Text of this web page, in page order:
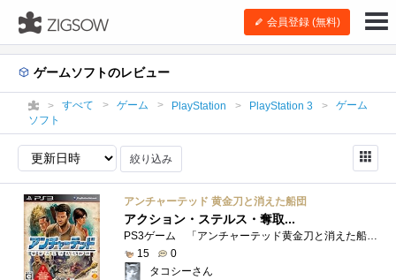
会員登録 (無料)
ゲームソフトのレビュー
すべて ゲーム PlayStation PlayStation 3
ゲーム
ソフト
絞り込み
アンチャーテッド 黄金刀と消えた船団
アクション・ステルス・奪取...
PS3ゲーム 「アンチャーテッド黄金刀と消えた船団」マルコポーロ船団の秘宝を探すアドベンチャーですが、なかなかアクションが大変です 最�...
15
0
タコシーさん